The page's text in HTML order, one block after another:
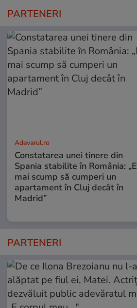
PARTENERI
Adevarul.ro
Constatarea unei tinere din
Spania stabilite în România: „E
mai scump să cumperi un
apartament în Cluj decât în
Madrid”
PARTENERI